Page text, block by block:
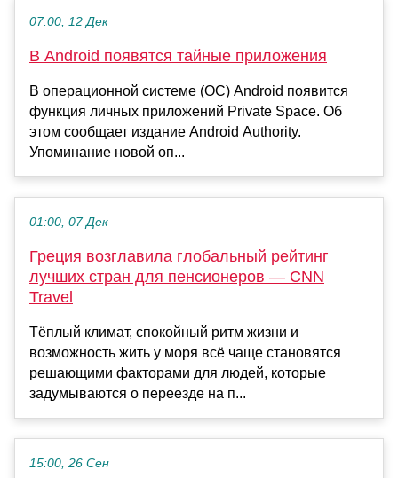
07:00, 12 Дек
В Android появятся тайные приложения
В операционной системе (ОС) Android появится
функция личных приложений Private Space. Об
этом сообщает издание Android Authority.
Упоминание новой оп...
01:00, 07 Дек
Греция возглавила глобальный рейтинг
лучших стран для пенсионеров — CNN
Travel
Тёплый климат, спокойный ритм жизни и
возможность жить у моря всё чаще становятся
решающими факторами для людей, которые
задумываются о переезде на п...
15:00, 26 Сен